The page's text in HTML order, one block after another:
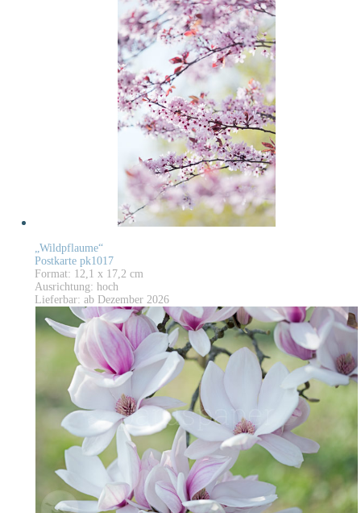
„Wildpflaume“
Postkarte pk1017
Format: 12,1 x 17,2 cm
Ausrichtung: hoch
Lieferbar: ab Dezember 2026